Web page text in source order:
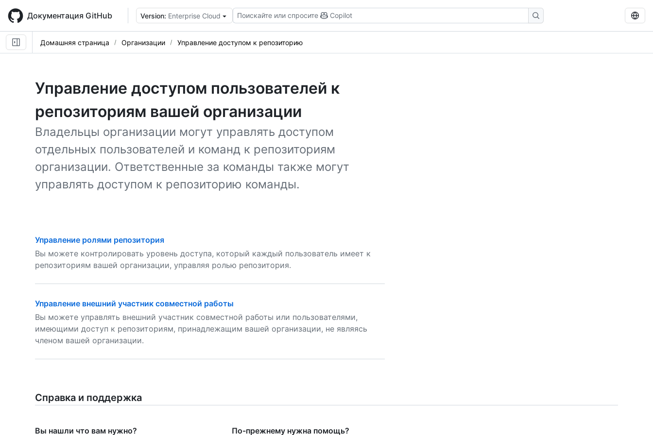
main
content
Документация GitHub Version: Enterprise Cloud Поискайте или спросите Copilot
Домашняя страница Организации Управление доступом к репозиторию
Управление доступом пользователей к
репозиториям вашей организации
Владельцы организации могут управлять доступом
отдельных пользователей и команд к репозиториям
организации. Ответственные за команды также могут
управлять доступом к репозиторию команды.
Управление ролями репозитория
Вы можете контролировать уровень доступа, который каждый пользователь имеет к
репозиториям вашей организации, управляя ролью репозитория.
Управление внешний участник совместной работы
Вы можете управлять внешний участник совместной работы или пользователями,
имеющими доступ к репозиториям, принадлежащим вашей организации, не являясь
членом вашей организации.
Справка и поддержка
Вы нашли что вам нужно? По-прежнему нужна помощь?